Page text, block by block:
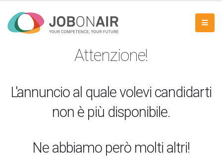
Attenzione!
L'annuncio al quale volevi candidarti
non è più disponibile.
Ne abbiamo però molti altri!